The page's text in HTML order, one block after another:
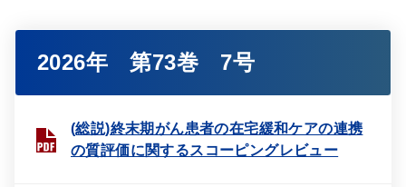
2026年 第73巻 7号
(総説)終末期がん患者の在宅緩和ケアの連携
の質評価に関するスコーピングレビュー